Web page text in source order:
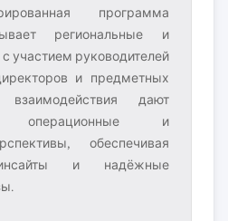
программа
региональные и
участием руководителей
и предметных
взаимодействия дают
операционные и
обеспечивая
инсайты и надёжные